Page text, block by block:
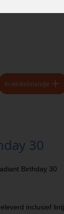
In winkelmandje
30
Birthday 30
inclusief